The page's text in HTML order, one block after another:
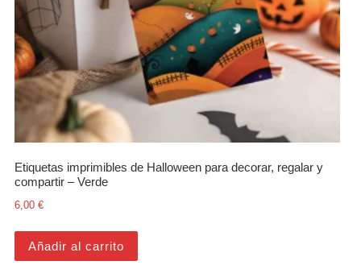
Etiquetas imprimibles de Halloween para decorar, regalar y
compartir – Verde
6,00€
Añadir al carrito